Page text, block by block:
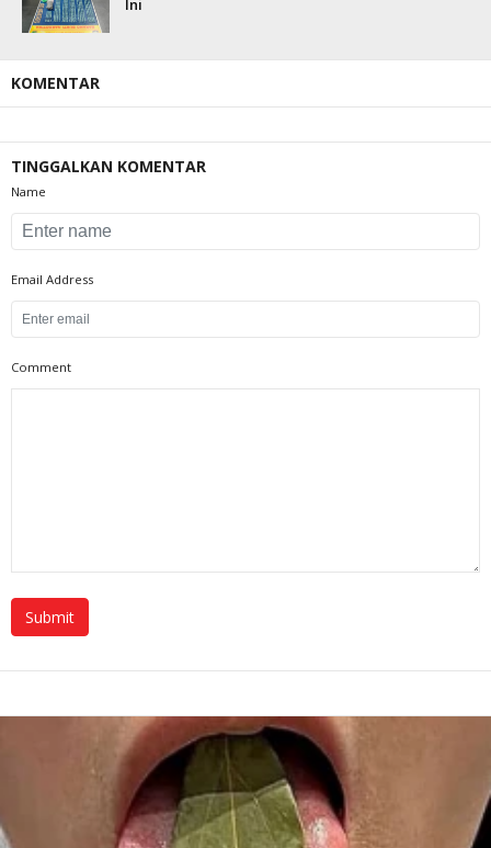
Ini
KOMENTAR
TINGGALKAN KOMENTAR
Name
Email Address
Comment